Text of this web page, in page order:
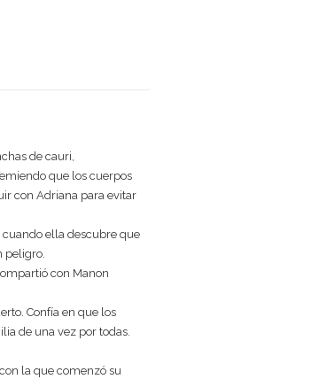
de cauri,
que los cuerpos
con Adriana para evitar
cuando ella descubre que
peligro.
con Manon
Confía en que los
de una vez por todas.
la que comenzó su